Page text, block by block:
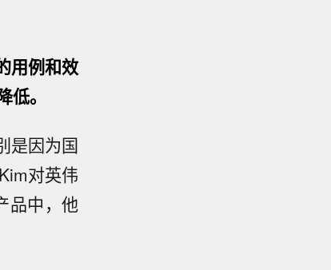
用例和效
。
是因为国
对英伟
品中，他